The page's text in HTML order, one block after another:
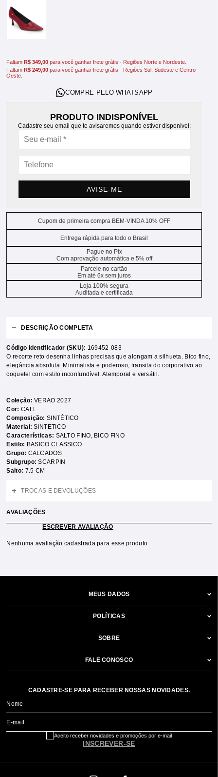
FaltamR$ 349,00 para você ganhar frete grátis - Regiões Norte e Nordeste.
FaltamR$ 249,00 para você ganhar frete grátis - Regiões Sul, Sudeste e Centro-
Oeste.
PRODUTO INDISPONÍVEL
Cadastre seu email que te avisaremos quando estiver disponível:
AVISE-ME
Cupom de primeira compra BEM-VINDA 10% OFF
Entrega rápida para todo o Brasil
Pague no Pix
Com aprovação automática e 5% off
Parcele no cartão
Em até 6x sem juros
Loja 100% segura
Auditada e certificada
DESCRIÇÃO COMPLETA
Código identificador (SKU): 169452-083
O recorte reto desenha linhas precisas que alongam a silhueta. Bico fino,
elegância absoluta. Minimalista e poderoso, transita do corporativo ao
coquetel com estilo inconfundível. Atemporal e versátil.
Coleção:VERAO 2027
Cor: CAFE
Composição:SINTÉTICO
Material:SINTETICO
Características: SALTO FINO, BICO FINO
Estilo: BASICO CLASSICO
Grupo: CALCADOS
Subgrupo:SCARPIN
Salto: 7.5 CM
TROCAS E DEVOLUÇÕES
AVALIAÇÕES
ESCREVER AVALIAÇÃO
Nenhuma avaliação cadastrada para esse produto.
MEUS DADOS
POLÍTICAS
SOBRE
FALE CONOSCO
CADASTRE-SE PARA RECEBER NOSSAS NOVIDADES.
Nome
E-mail
INSCREVER-SE
Aceito receber novidades e promoções por e-mail